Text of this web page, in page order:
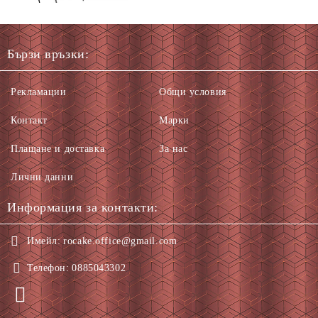
Бързи връзки:
Рекламации
Контакт
Плащане и доставка
Лични данни
Общи условия
Марки
За нас
Информация за контакти:
Имейл: rocake.office@gmail.com
Телефон: 0885043302